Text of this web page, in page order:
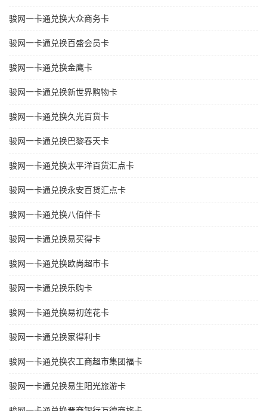
骏网一卡通兑换大众商务卡
骏网一卡通兑换百盛会员卡
骏网一卡通兑换金鹰卡
骏网一卡通兑换新世界购物卡
骏网一卡通兑换久光百货卡
骏网一卡通兑换巴黎春天卡
骏网一卡通兑换太平洋百货汇点卡
骏网一卡通兑换永安百货汇点卡
骏网一卡通兑换八佰伴卡
骏网一卡通兑换易买得卡
骏网一卡通兑换欧尚超市卡
骏网一卡通兑换乐购卡
骏网一卡通兑换易初莲花卡
骏网一卡通兑换家得利卡
骏网一卡通兑换农工商超市集团福卡
骏网一卡通兑换易生阳光旅游卡